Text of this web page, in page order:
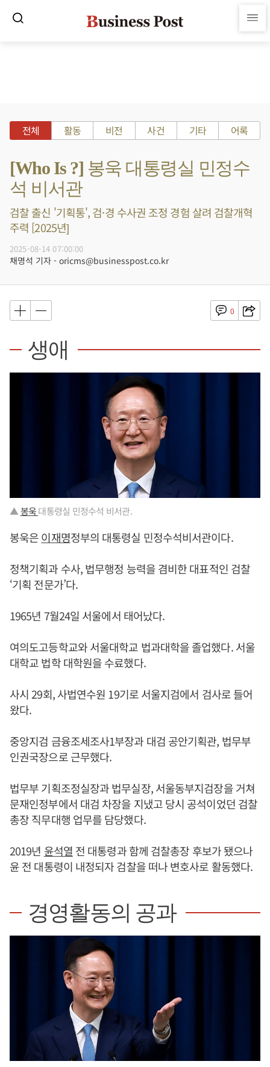
전체 활동 비전 사건 기타 어록
[Who Is ?] 봉욱 대통령실 민정수
석 비서관
검찰 출신 '기획통', 검·경 수사권 조정 경험 살려 검찰개혁
주력 [2025년]
2025-08-14 07:00:00
채명석 기자 - oricms@businesspost.co.kr
0
생애
▲봉욱대통령실 민정수석 비서관.
봉욱은이재명정부의 대통령실 민정수석비서관이다.
정책기획과 수사, 법무행정 능력을 겸비한 대표적인 검찰
‘기획 전문가’다.
1965년 7월24일 서울에서 태어났다.
여의도고등학교와 서울대학교 법과대학을 졸업했다. 서울
대학교 법학 대학원을 수료했다.
사시 29회, 사법연수원 19기로 서울지검에서 검사로 들어
왔다.
중앙지검 금융조세조사1부장과 대검 공안기획관, 법무부
인권국장으로 근무했다.
법무부 기획조정실장과 법무실장, 서울동부지검장을 거쳐
문재인정부에서 대검 차장을 지냈고 당시 공석이었던 검찰
총장 직무대행 업무를 담당했다.
2019년 윤석열 전 대통령과 함께 검찰총장 후보가 됐으나
윤 전 대통령이 내정되자 검찰을 떠나 변호사로 활동했다.
경영활동의 공과